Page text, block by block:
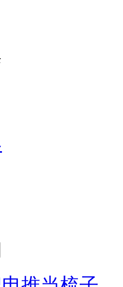
热闹非凡
车逃窜